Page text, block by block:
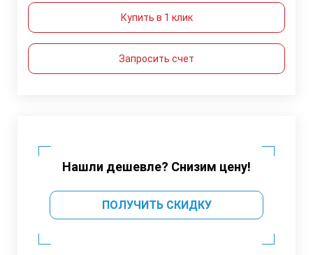
Купить в 1 клик
Запросить счет
Нашли дешевле? Снизим цену!
ПОЛУЧИТЬ СКИДКУ